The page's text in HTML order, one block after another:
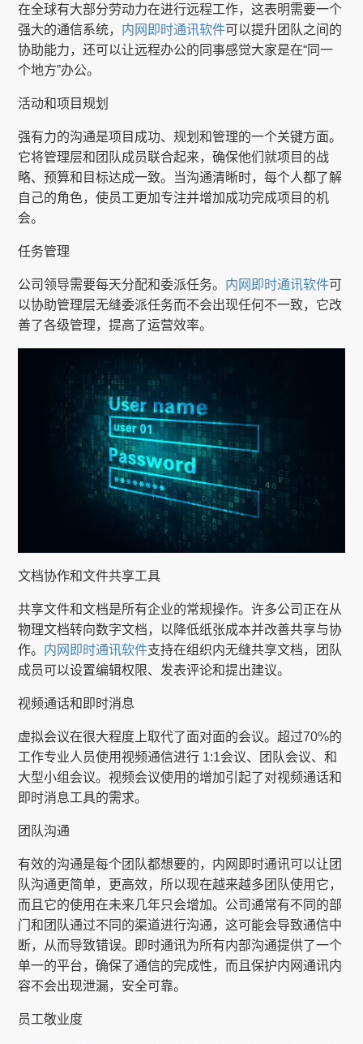
在全球有大部分劳动力在进行远程工作，这表明需要一个
强大的通信系统， 内网即时通讯软件可以提升团队之间的
协助能力，还可以让远程办公的同事感觉大家是在“同一
个地方”办公。
活动和项目规划
强有力的沟通是项目成功、规划和管理的一个关键方面。
它将管理层和团队成员联合起来，确保他们就项目的战
略、预算和目标达成一致。当沟通清晰时，每个人都了解
自己的角色，使员工更加专注并增加成功完成项目的机
会。
任务管理
公司领导需要每天分配和委派任务。 内网即时通讯软件可
以协助管理层无缝委派任务而不会出现任何不一致，它改
善了各级管理，提高了运营效率。
文档协作和文件共享工具
共享文件和文档是所有企业的常规操作。许多公司正在从
物理文档转向数字文档，以降低纸张成本并改善共享与协
作。 内网即时通讯软件支持在组织内无缝共享文档，团队
成员可以设置编辑权限、发表评论和提出建议。
视频通话和即时消息
虚拟会议在很大程度上取代了面对面的会议。超过70%的
工作专业人员使用视频通信进行 1:1会议、团队会议、和
大型小组会议。视频会议使用的增加引起了对视频通话和
即时消息工具的需求。
团队沟通
有效的沟通是每个团队都想要的，内网即时通讯可以让团
队沟通更简单，更高效，所以现在越来越多团队使用它，
而且它的使用在未来几年只会增加。公司通常有不同的部
门和团队通过不同的渠道进行沟通，这可能会导致通信中
断，从而导致错误。即时通讯为所有内部沟通提供了一个
单一的平台，确保了通信的完成性，而且保护内网通讯内
容不会出现泄漏，安全可靠。
员工敬业度